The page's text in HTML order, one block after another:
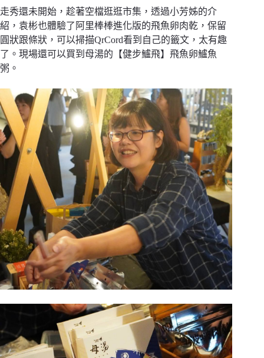
走秀還未開始，趁著空檔逛逛市集，透過小芳姊的介
紹，袁彬也體驗了阿里棒棒進化版的飛魚卵肉乾，保留
圓狀跟條狀，可以掃描QrCord看到自己的籤文，太有趣
了。現場還可以買到母湯的【健步鱸飛】飛魚卵鱸魚
粥。